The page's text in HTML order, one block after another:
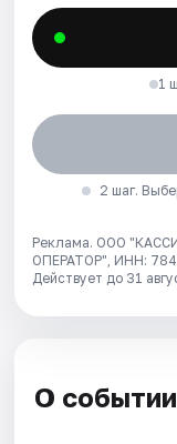
1
2 шаг.
Реклама. ООО
ОПЕРАТОР", ИНН:
Действует до 31
О событии